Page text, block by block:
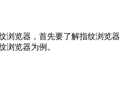
览器，首先要了解指纹浏览器
浏览器为例。